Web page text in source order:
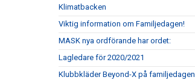
Klimatbacken
Viktig information om Familjedagen!
MASK nya ordförande har ordet:
Lagledare för 2020/2021
Klubbkläder Beyond-X på familjedagen